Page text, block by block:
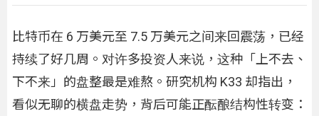
比特币在 6 万美元至 7.5 万美元之间来回震荡，已经
持续了好几周。对许多投资人来说，这种「上不去、
下不来」的盘整最是难熬。研究机构 K33 却指出，
看似无聊的横盘走势，背后可能正酝酿结构性转变：